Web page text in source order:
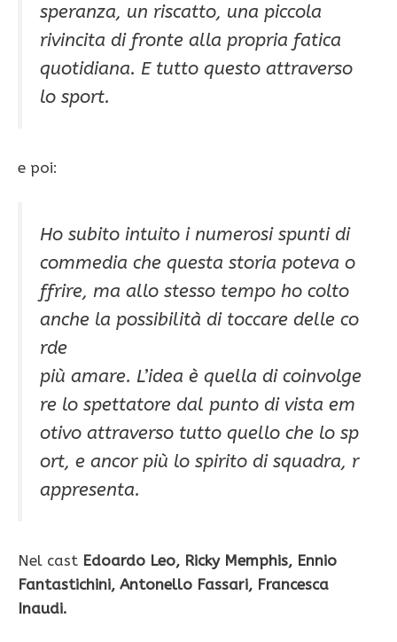
speranza, un riscatto, una piccola
rivincita di fronte alla propria fatica
quotidiana. E tutto questo attraverso
lo sport.
e poi:
Ho subito intuito i numerosi spunti di
commedia che questa storia poteva o
ffrire, ma allo stesso tempo ho colto
anche la possibilità di toccare delle co
rde
più amare. L’idea è quella di coinvolge
re lo spettatore dal punto di vista em
otivo attraverso tutto quello che lo sp
ort, e ancor più lo spirito di squadra, r
appresenta.
Nel cast Edoardo Leo, Ricky Memphis, Ennio
Fantastichini, Antonello Fassari, Francesca
Inaudi.